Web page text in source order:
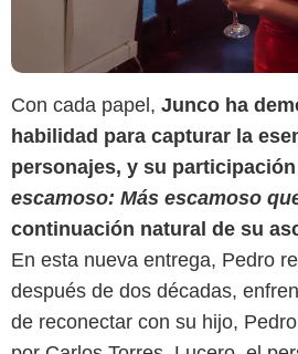
Con cada papel, Junco ha
habilidad para capturar la
personajes, y su participación
escamoso: Más escamoso
continuación natural de su
En esta nueva entrega, Pedro
después de dos décadas,
de reconectar con su hijo,